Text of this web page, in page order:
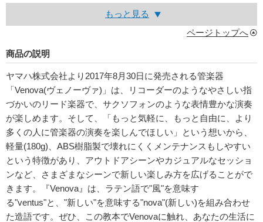
もっと見る
ページトップへ
商品の説明
ヤマハ株式会社より2017年8月30日に発売される管楽器
「Venova(ヴェノーヴァ)」は、リコーダーのようなやさしい指
づかいのリード楽器で、サクソフォンのような表情豊かな演奏
が楽しめます。そして、「もっと気軽に、もっと自由に、より
多くの人に管楽器の演奏を楽しんでほしい」という想いから、
軽量(180g)、ABS樹脂製で壊れにくくメンテナンスもしやすい
という特徴があり、アウトドアシーンやカジュアルなセッショ
ンなど、さまざまなシーンで新しい楽しみ方を広げることがで
きます。『Venova』は、ラテン語で"風"を意味す
る"ventus"と、"新しい"を意味する"nova"(新しい)を組み合わせ
た造語です。ぜひ、この教本でVenovaに触れ、あなたの生活に